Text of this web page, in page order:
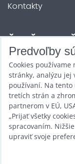
Kontakty
ĎALŠIE
Zábava na
Požičovňa
Promotéri
Kurzy a
Veľkoobchod
Predvoľby
Cookies
stránky, analýzu jej
používaní. Na
tretích strán a
partnerom v EÚ,
„Prijať všetky
spracovaním.
upraviť svoje